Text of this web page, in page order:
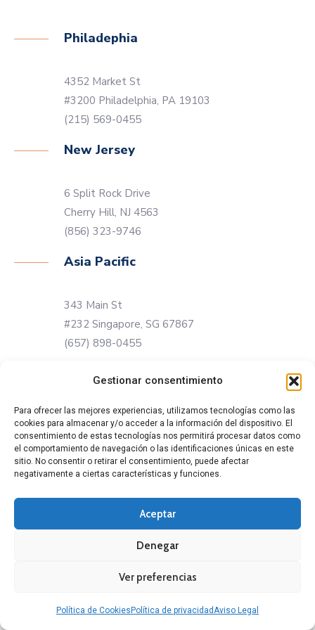
Gestionar consentimiento
Para ofrecer las mejores experiencias, utilizamos tecnologías como las
cookies para almacenar y/o acceder a la información del dispositivo. El
consentimiento de estas tecnologías nos permitirá procesar datos como
el comportamiento de navegación o las identificaciones únicas en este
sitio. No consentir o retirar el consentimiento, puede afectar
negativamente a ciertas características y funciones.
Aceptar
Denegar
Ver preferencias
Política de Cookies Política de privacidadAviso Legal
Philadephia
4352 Market St
#3200 Philadelphia, PA 19103
(215) 569-0455
New Jersey
6 Split Rock Drive
Cherry Hill, NJ 4563
(856) 323-9746
Asia Pacific
343 Main St
#232 Singapore, SG 67867
(657) 898-0455
Europe
89 Kingstreet St
#3200 London, PObox 19103
(433) 896-0455